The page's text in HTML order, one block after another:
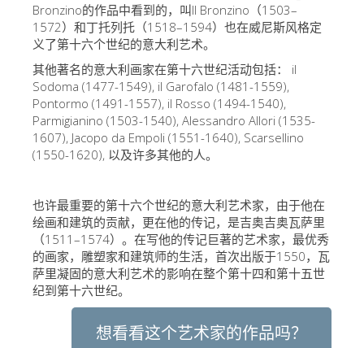
美第奇教堂
圣马可博物馆
考古学博物馆
宝石加工博物馆
伽利略博物馆
Boboli Gardens
Vasari Corridor
旧宫
圣母玛利亚
现在预定
Bronzino的作品中看到的，叫Il Bronzino（1503–
1572）和丁托列托（1518–1594）也在威尼斯风格定
义了第十六个世纪的意大利艺术。
其他著名的意大利画家在第十六世纪活动包括： il
Sodoma (1477-1549), il Garofalo (1481-1559),
Pontormo (1491-1557), il Rosso (1494-1540),
Parmigianino (1503-1540), Alessandro Allori (1535-
1607), Jacopo da Empoli (1551-1640), Scarsellino
(1550-1620), 以及许多其他的人。
也许最重要的第十六个世纪的意大利艺术家，由于他在
绘画和建筑的贡献，更在他的传记，是吉奥吉奥瓦萨里
（1511–1574）。在写他的传记巨著的艺术家，最优秀
的画家，雕塑家和建筑师的生活，首次出版于1550，瓦
萨里凝固的意大利艺术的影响在整个第十四和第十五世
纪到第十六世纪。
想看看这个艺术家的作品吗？